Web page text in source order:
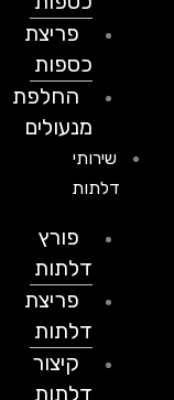
פריצת
כספות
החלפת
מנעולים
שירותי
דלתות
פורץ
דלתות
פריצת
דלתות
קיצור
דלתות